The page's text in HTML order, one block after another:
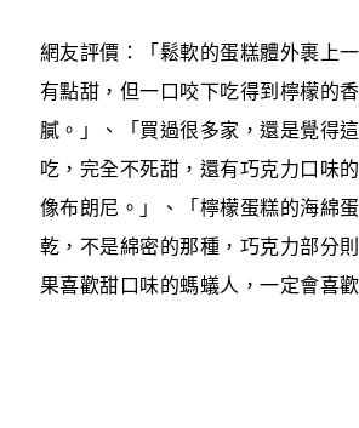
網友評價：「鬆軟的蛋糕體外裹上
有點甜，但一口咬下吃得到檸檬的
膩。」、「買過很多家，還是覺得
吃，完全不死甜，還有巧克力口味
像布朗尼。」、「檸檬蛋糕的海綿
乾，不是綿密的那種，巧克力部分
果喜歡甜口味的螞蟻人，一定會喜歡